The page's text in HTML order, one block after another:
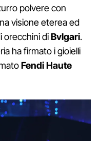
polvere con
visione eterea ed
orecchini diBvlgari.
ha firmato i gioielli
Fendi Haute